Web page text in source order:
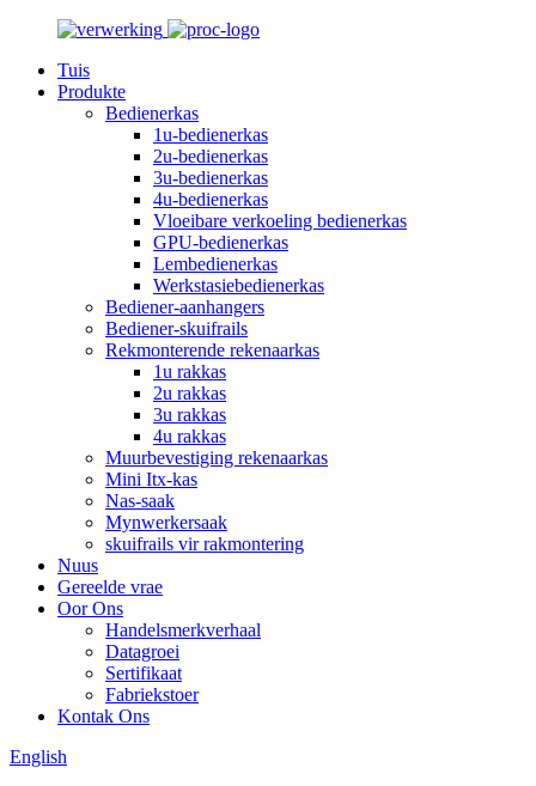
Tuis
Produkte
Bedienerkas
1u-bedienerkas
2u-bedienerkas
3u-bedienerkas
4u-bedienerkas
Vloeibare verkoeling bedienerkas
GPU-bedienerkas
Lembedienerkas
Werkstasiebedienerkas
Bediener-aanhangers
Bediener-skuifrails
Rekmonterende rekenaarkas
1u rakkas
2u rakkas
3u rakkas
4u rakkas
Muurbevestiging rekenaarkas
Mini Itx-kas
Nas-saak
Mynwerkersaak
skuifrails vir rakmontering
Nuus
Gereelde vrae
Oor Ons
Handelsmerkverhaal
Datagroei
Sertifikaat
Fabriekstoer
Kontak Ons
English